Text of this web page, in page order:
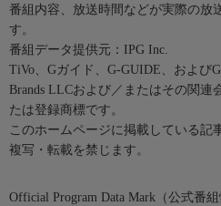
番組内容、放送時間などが実際の放
す。
番組データ提供元：IPG Inc.
TiVo、Gガイド、G-GUIDE、および
Brands LLCおよび／またはその関連
たは登録商標です。
このホームページに掲載している記
複写・転載を禁じます。
Official Program Data Mark（公式番組